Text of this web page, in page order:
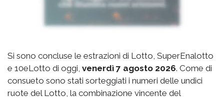
Si sono concluse le estrazioni di Lotto, SuperEnalotto
e 10eLotto di oggi, venerdì 7 agosto 2026. Come di
consueto sono stati sorteggiati i numeri delle undici
ruote del Lotto, la combinazione vincente del